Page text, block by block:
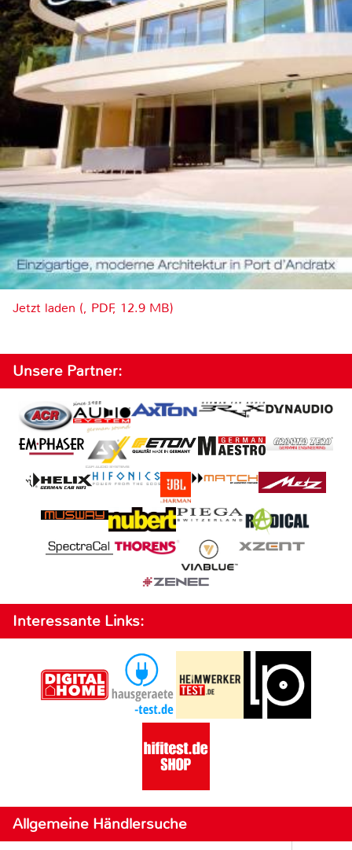
Jetzt laden (, PDF, 12.9 MB)
Unsere Partner:
Interessante Links:
Allgemeine Händlersuche